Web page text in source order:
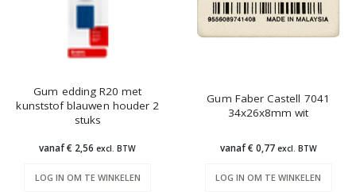
Gum edding R20 met
kunststof blauwen houder 2
stuks
vanaf € 2,56excl. BTW
LOG IN OM TE WINKELEN
Gum Faber Castell 7041
34x26x8mm wit
vanaf € 0,77 excl. BTW
LOG IN OM TE WINKELEN